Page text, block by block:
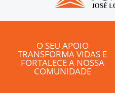
O SEU APOIO
TRANSFORMA VIDAS E
FORTALECE A NOSSA
COMUNIDADE